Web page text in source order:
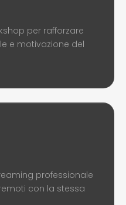
per rafforzare
e motivazione del
professionale
con la stessa